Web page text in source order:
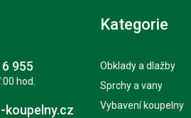
955
hod.
koupelny.cz
Kategorie
Obklady a dlažby
Sprchy a vany
Vybavení koupelny